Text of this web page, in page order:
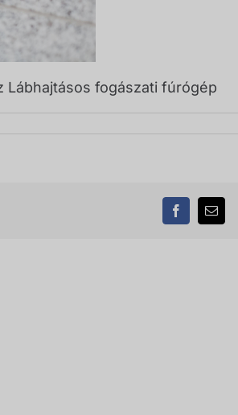
Lábhajtásos fogászati fúrógép
FacebookEmail: